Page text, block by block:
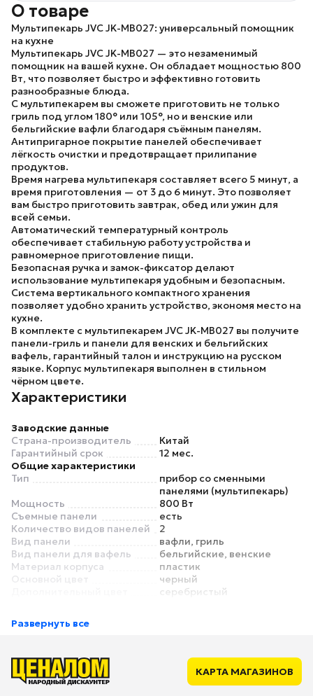
О товаре
Мультипекарь JVC JK-MB027: универсальный помощник
на кухне
Мультипекарь JVC JK-MB027 — это незаменимый
помощник на вашей кухне. Он обладает мощностью 800
Вт, что позволяет быстро и эффективно готовить
разнообразные блюда.
С мультипекарем вы сможете приготовить не только
гриль под углом 180° или 105°, но и венские или
бельгийские вафли благодаря съёмным панелям.
Антипригарное покрытие панелей обеспечивает
лёгкость очистки и предотвращает прилипание
продуктов.
Время нагрева мультипекаря составляет всего 5 минут, а
время приготовления — от 3 до 6 минут. Это позволяет
вам быстро приготовить завтрак, обед или ужин для
всей семьи.
Автоматический температурный контроль
обеспечивает стабильную работу устройства и
равномерное приготовление пищи.
Безопасная ручка и замок-фиксатор делают
использование мультипекаря удобным и безопасным.
Система вертикального компактного хранения
позволяет удобно хранить устройство, экономя место на
кухне.
В комплекте с мультипекарем JVC JK-MB027 вы получите
панели-гриль и панели для венских и бельгийских
вафель, гарантийный талон и инструкцию на русском
языке. Корпус мультипекаря выполнен в стильном
чёрном цвете.
Характеристики
Заводские данные
Страна-производитель
Китай
Гарантийный срок
12 мес.
Общие характеристики
Тип
прибор со сменными
панелями (мультипекарь)
Мощность
800 Вт
Съемные панели
есть
Количество видов панелей
2
Вид панели
вафли, гриль
Вид панели для вафель
бельгийские, венские
Материал корпуса
пластик
Основной цвет
черный
серебристый
Таймер
Индикатор работы
Отсек для хранения
сетевого шнура
Развернуть все
КАРТА МАГАЗИНОВ